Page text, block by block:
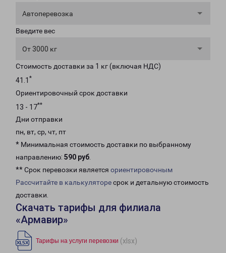
Автоперевозка
Введите вес
От 3000 кг
Стоимость доставки за 1 кг (включая НДС)
41.1 *
Ориентировочный срок доставки
13 - 17**
Дни отправки
пн, вт, ср, чт, пт
* Минимальная стоимость доставки по выбранному
направлению: 590 руб.
** Срок перевозки является ориентировочным
Рассчитайте в калькуляторесрок и детальную стоимость
доставки.
Скачать тарифы для филиала
«Армавир»
Тарифы на услуги перевозки (xlsx)